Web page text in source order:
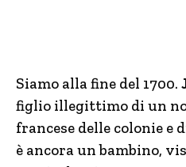
Siamo alla fine del 1700.
figlio illegittimo di un
francese delle colonie e
è ancora un bambino,